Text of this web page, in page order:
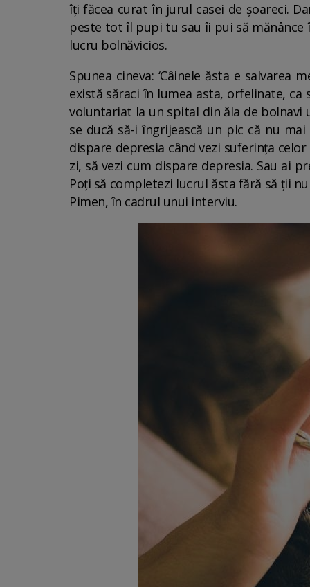
îţi făcea curat în jurul casei de şoareci.
peste tot îl pupi tu sau îi pui să mănânce
lucru bolnăvicios.
Spunea cineva: ‘Câinele ăsta e salvarea
există săraci în lumea asta, orfelinate,
voluntariat la un spital din ăla de bolnavi
se ducă să-i îngrijească un pic că nu
dispare depresia când vezi suferinţa
zi, să vezi cum dispare depresia. Sau ai
Poţi să completezi lucrul ăsta fără să ţii
Pimen, în cadrul unui interviu.